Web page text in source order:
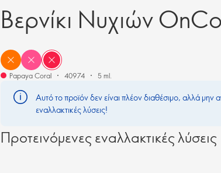
Βερνίκι Νυχιών
Papaya Coral 40974 5 ml.
Αυτό το προϊόν δεν είναι πλέον διαθέσιμο, αλλά μην
εναλλακτικές λύσεις!
Προτεινόμενες εναλλακτικές λύσεις